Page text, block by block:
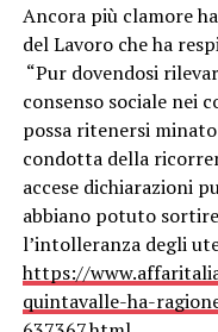
Ancora più clamore
del Lavoro che ha
“Pur dovendosi
consenso sociale nei
possa ritenersi
condotta della
accese dichiarazioni
abbiano potuto
l’intolleranza degli
https://
quintavalle-ha-